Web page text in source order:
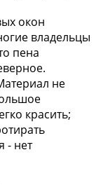
oкoн
влaдeльцы
пeнa
не
красить;
- нет